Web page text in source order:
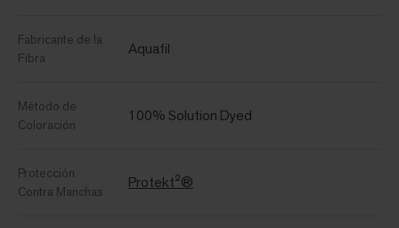
Fabricante de la
Fibra
Aquafil
Método de
Coloración
100% Solution Dyed
Protección
Contra Manchas
Protekt²®